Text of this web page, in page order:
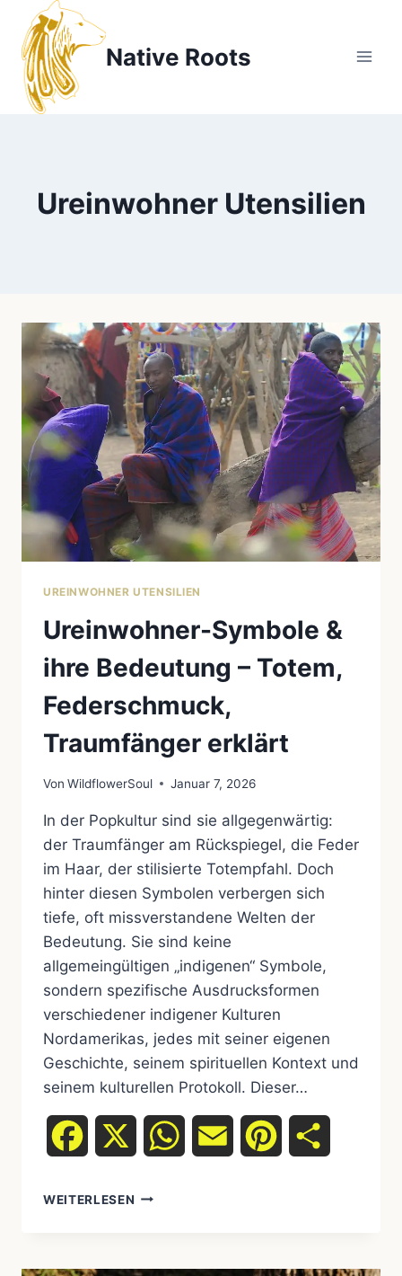
Inhalt
springen
Native Roots
Ureinwohner Utensilien
UREINWOHNER UTENSILIEN
Ureinwohner-Symbole &
ihre Bedeutung – Totem,
Federschmuck,
Traumfänger erklärt
Von WildflowerSoul Januar 7, 2026
In der Popkultur sind sie allgegenwärtig:
der Traumfänger am Rückspiegel, die Feder
im Haar, der stilisierte Totempfahl. Doch
hinter diesen Symbolen verbergen sich
tiefe, oft missverstandene Welten der
Bedeutung. Sie sind keine
allgemeingültigen „indigenen“ Symbole,
sondern spezifische Ausdrucksformen
verschiedener indigener Kulturen
Nordamerikas, jedes mit seiner eigenen
Geschichte, seinem spirituellen Kontext und
seinem kulturellen Protokoll. Dieser…
Facebook WhatsAppEmail Pinterest
WEITERLESEN UREINWOHNER-
BEDEUTUNG